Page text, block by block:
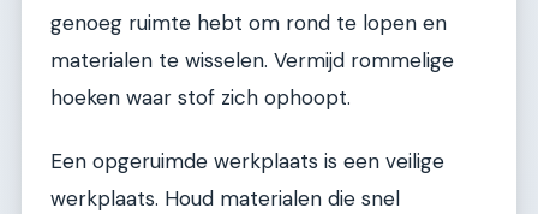
genoeg ruimte hebt om rond te lopen en
materialen te wisselen. Vermijd rommelige
hoeken waar stof zich ophoopt.
Een opgeruimde werkplaats is een veilige
werkplaats. Houd materialen die snel